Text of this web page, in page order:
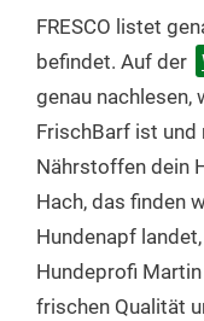
FRESCO listet
befindet. Auf der
genau nachlesen,
FrischBarf ist
Nährstoffen dein
Hach, das finden
Hundenapf
Hundeprofi
frischen Qualität